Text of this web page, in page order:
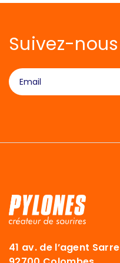
Suivez-nous
41 av. de l’agent Sarre